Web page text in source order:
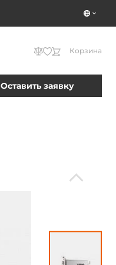
Корзина
Оставить заявку